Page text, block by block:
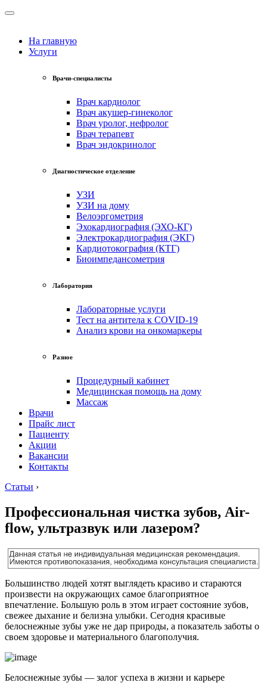
На главную
Услуги
Врачи-специалисты
Врач кардиолог
Врач акушер-гинеколог
Врач уролог, нефролог
Врач терапевт
Врач эндокринолог
Диагностическое отделение
УЗИ
УЗИ на дому
Велоэргометрия
Эхокардиография (ЭХО-КГ)
Электрокардиография (ЭКГ)
Кардиотокография (КТГ)
Биоимпедансометрия
Лаборатория
Лабораторные услуги
Тест на антитела к COVID-19
Анализ крови на онкомаркеры
Разное
Процедурный кабинет
Медицинская помощь на дому
Массаж
Врачи
Прайс лист
Пациенту
Акции
Вакансии
Контакты
Статьи ›
Профессиональная чистка зубов, Air-
flow, ультразвук или лазером?
Большинство людей хотят выглядеть красиво и стараются
произвести на окружающих самое благоприятное
впечатление. Большую роль в этом играет состояние зубов,
свежее дыхание и белизна улыбки. Сегодня красивые
белоснежные зубы уже не дар природы, а показатель заботы о
своем здоровье и материального благополучия.
Белоснежные зубы — залог успеха в жизни и карьере